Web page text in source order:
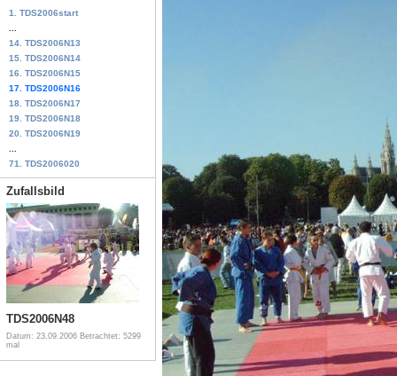
1. TDS2006start
14. TDS2006N13
15. TDS2006N14
16. TDS2006N15
17. TDS2006N16
18. TDS2006N17
19. TDS2006N18
20. TDS2006N19
71. TDS2006020
Zufallsbild
TDS2006N48
Datum: 23.09.2006 Betrachtet: 5299
mal